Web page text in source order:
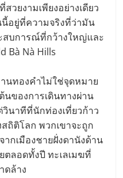
วยงามเพียงอย่างเดียว
อยู่ที่ความจริงที่ว่ามัน
สบการณ์ที่กว้างใหญ่และ
Bà Nà Hills
นทองคําไม่ใช่จุดหมาย
นของการเดินทางผ่าน
วินาทีที่นักท่องเที่ยวก้าว
ถิติโลก พวกเขาจะถูก
กเมืองชายฝั่งดานังด้าน
ตลอดทั้งปี ทะเลเมฆที่
ดล้าง